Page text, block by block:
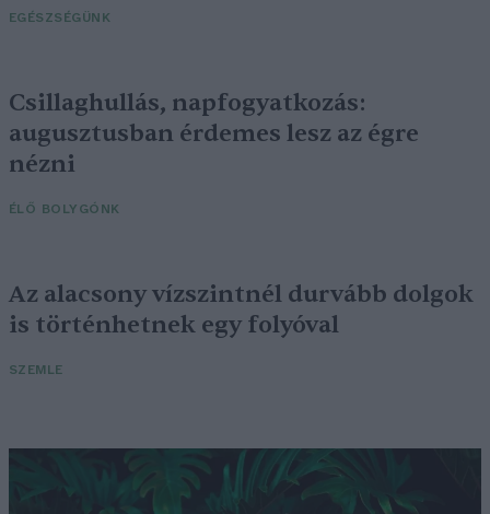
EGÉSZSÉGÜNK
Csillaghullás, napfogyatkozás:
augusztusban érdemes lesz az égre
nézni
ÉLŐ BOLYGÓNK
Az alacsony vízszintnél durvább dolgok
is történhetnek egy folyóval
SZEMLE